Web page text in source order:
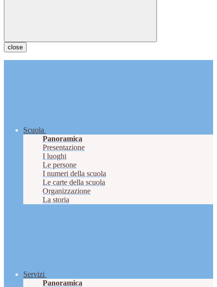
close
Scuola
Panoramica
Presentazione
I luoghi
Le persone
I numeri della scuola
Le carte della scuola
Organizzazione
La storia
Servizi
Panoramica